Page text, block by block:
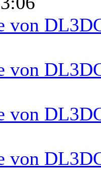
von
von
von
von